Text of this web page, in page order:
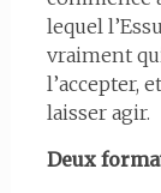
lequel
vraiment
l’accepter,
laisser agir.
Deux